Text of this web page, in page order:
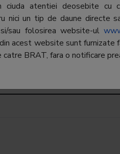
ciuda atentiei deosebite cu
un tip de daune directe
sau folosirea website-ul
acest website sunt furnizate
BRAT, fara o notificare